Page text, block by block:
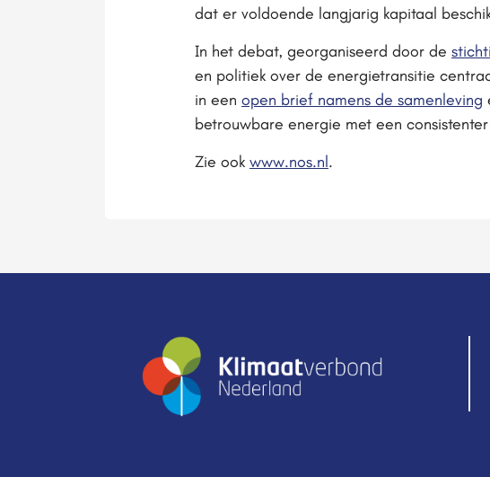
dat er voldoende langjarig kapitaal
In het debat, georganiseerd door de
en politiek over de energietransitie
in een open brief namens de samenleving
betrouwbare energie met een
Zie ook www.nos.nl.